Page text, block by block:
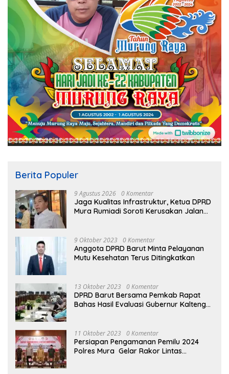
Berita Populer
9 Agustus 2026 0 Komentar
Jaga Kualitas Infrastruktur, Ketua DPRD
Mura Rumiadi Soroti Kerusakan Jalan
9 Oktober 2023 0 Komentar
Anggota DPRD Barut Minta Pelayanan
Mutu Kesehatan Terus Ditingkatkan
13 Oktober 2023 0 Komentar
DPRD Barut Bersama Pemkab Rapat
Bahas Hasil Evaluasi Gubernur Kalteng
11 Oktober 2023 0 Komentar
Persiapan Pengamanan Pemilu 2024
Polres Mura Gelar Rakor Lintas